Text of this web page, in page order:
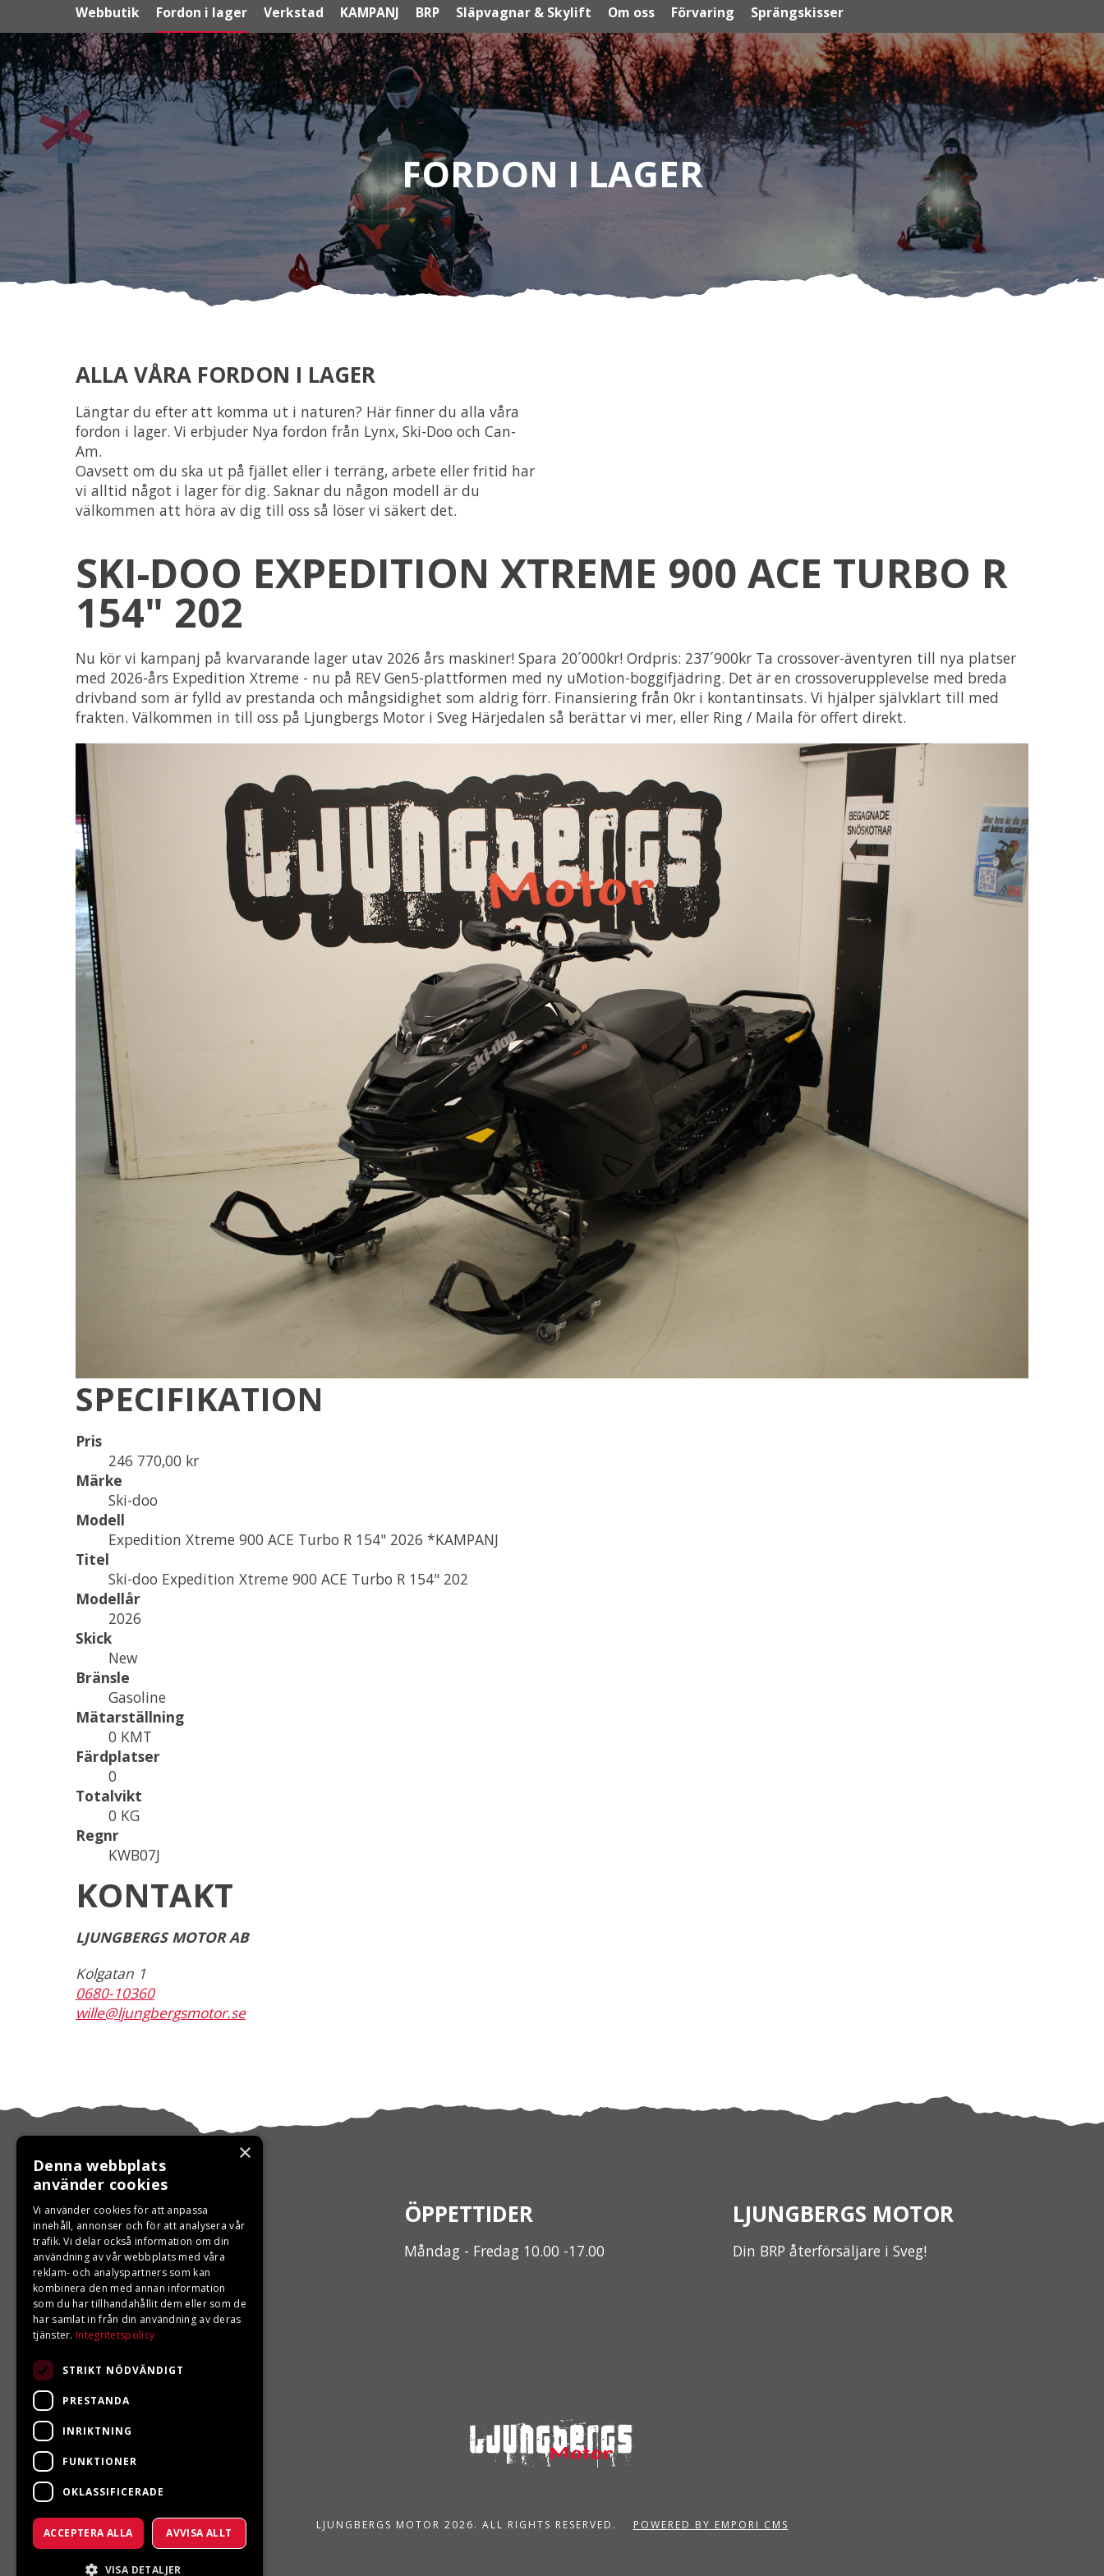
Webbutik Fordon i lager Verkstad KAMPANJ BRP Släpvagnar & Skylift Om oss Förvaring Sprängskisser
FORDON I LAGER
ALLA VÅRA FORDON I LAGER
Längtar du efter att komma ut i naturen? Här finner du alla våra
fordon i lager. Vi erbjuder Nya fordon från Lynx, Ski-Doo och Can-
Am.
Oavsett om du ska ut på fjället eller i terräng, arbete eller fritid har
vi alltid något i lager för dig. Saknar du någon modell är du
välkommen att höra av dig till oss så löser vi säkert det.
SKI-DOO EXPEDITION XTREME 900 ACE TURBO R
154" 202
Nu kör vi kampanj på kvarvarande lager utav 2026 års maskiner! Spara 20´000kr! Ordpris: 237´900kr Ta crossover-äventyren till nya platser
med 2026-års Expedition Xtreme - nu på REV Gen5-plattformen med ny uMotion-boggifjädring. Det är en crossoverupplevelse med breda
drivband som är fylld av prestanda och mångsidighet som aldrig förr. Finansiering från 0kr i kontantinsats. Vi hjälper självklart till med
frakten. Välkommen in till oss på Ljungbergs Motor i Sveg Härjedalen så berättar vi mer, eller Ring / Maila för offert direkt.
SPECIFIKATION
Pris
246 770,00 kr
Märke
Ski-doo
Modell
Expedition Xtreme 900 ACE Turbo R 154" 2026 *KAMPANJ
Titel
Ski-doo Expedition Xtreme 900 ACE Turbo R 154" 202
Modellår
2026
Skick
New
Bränsle
Gasoline
Mätarställning
0 KMT
Färdplatser
0
Totalvikt
0 KG
Regnr
KWB07J
KONTAKT
LJUNGBERGS MOTOR AB
Kolgatan 1
0680-10360
wille@ljungbergsmotor.se
KONTAKTA OSS
Ångra ditt köp
0680-103 60
info@ljungbergsmotor.se
Kolgatan 1C, 842 31 Sveg
ÖPPETTIDER
Måndag - Fredag 10.00 -17.00
LJUNGBERGS MOTOR
Din BRP återförsäljare i Sveg!
LJUNGBERGS MOTOR 2026. ALL RIGHTS RESERVED. POWERED BY EMPORI CMS
×
Denna webbplats
använder cookies
Vi använder cookies för att anpassa
innehåll, annonser och för att analysera vår
trafik. Vi delar också information om din
användning av vår webbplats med våra
reklam- och analyspartners som kan
kombinera den med annan information
som du har tillhandahållit dem eller som de
har samlat in från din användning av deras
tjänster. Integritetspolicy
STRIKT NÖDVÄNDIGT
PRESTANDA
INRIKTNING
FUNKTIONER
OKLASSIFICERADE
ACCEPTERA ALLA AVVISA ALLT
VISA DETALJER